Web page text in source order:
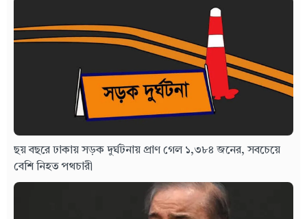
ছয় বছরে ঢাকায় সড়ক দুর্ঘটনায় প্রাণ গেল ১,৩৮৪ জনের, সবচেয়ে
বেশি নিহত পথচারী